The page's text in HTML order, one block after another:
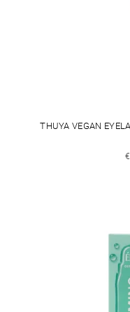
THUYA VEGAN